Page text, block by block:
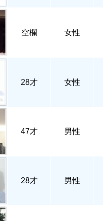
空欄 女性
28才 女性
47才 男性
28才 男性